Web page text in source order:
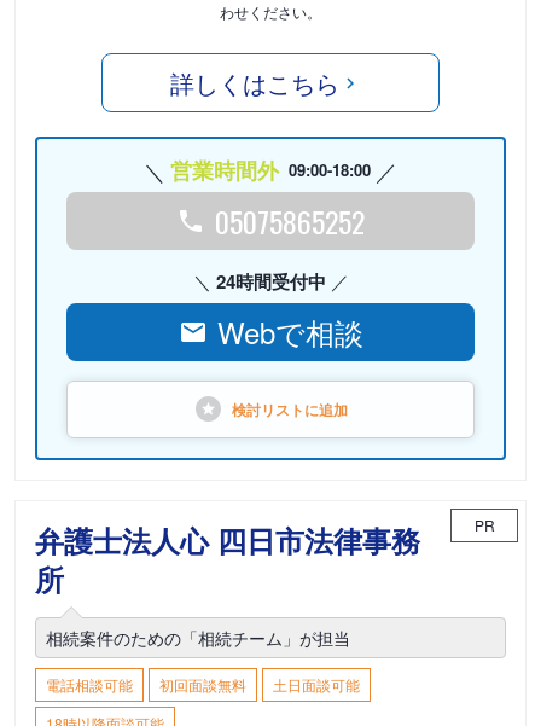
わせください。
詳しくはこちら
営業時間外 09:00-18:00
05075865252
24時間受付中
Webで相談
検討リストに追加
弁護士法人心 四日市法律事務
所
PR
相続案件のための「相続チーム」が担当
電話相談可能 初回面談無料
土日面談可能